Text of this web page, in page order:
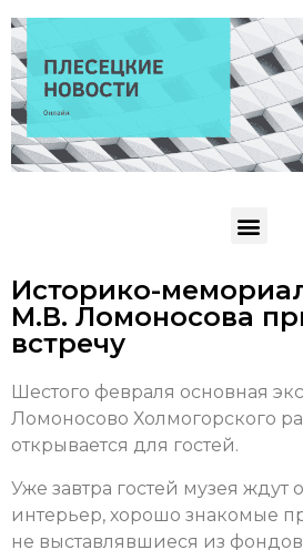
Историко-
М.В. Ломоносова
встречу
Шестого февраля основная
Ломоносово Холмогорского
открывается для гостей.
Уже завтра гостей музея ждут
интерьер, хорошо знакомые
не выставлявшиеся из фондов